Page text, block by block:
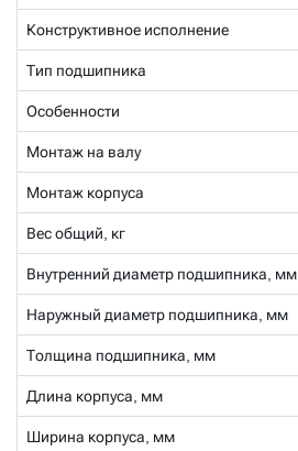
Конструктивное исполнение
Тип подшипника
Особенности
Монтаж на валу
Монтаж корпуса
Вес общий, кг
Внутренний диаметр подшипника, мм
Наружный диаметр подшипника, мм
Толщина подшипника, мм
Длина корпуса, мм
Ширина корпуса, мм